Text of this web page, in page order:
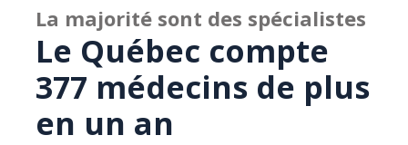
La majorité sont des spécialistes
Le Québec compte
377 médecins de plus
en un an